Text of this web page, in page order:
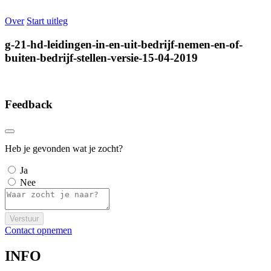
Over Start uitleg
g-21-hd-leidingen-in-en-uit-bedrijf-nemen-en-of-
buiten-bedrijf-stellen-versie-15-04-2019
Feedback
Heb je gevonden wat je zocht?
Ja
Nee
Verstuur
Contact opnemen
INFO